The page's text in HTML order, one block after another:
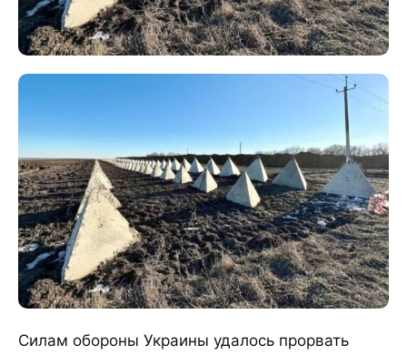
Силам обороны Украины удалось прорвать